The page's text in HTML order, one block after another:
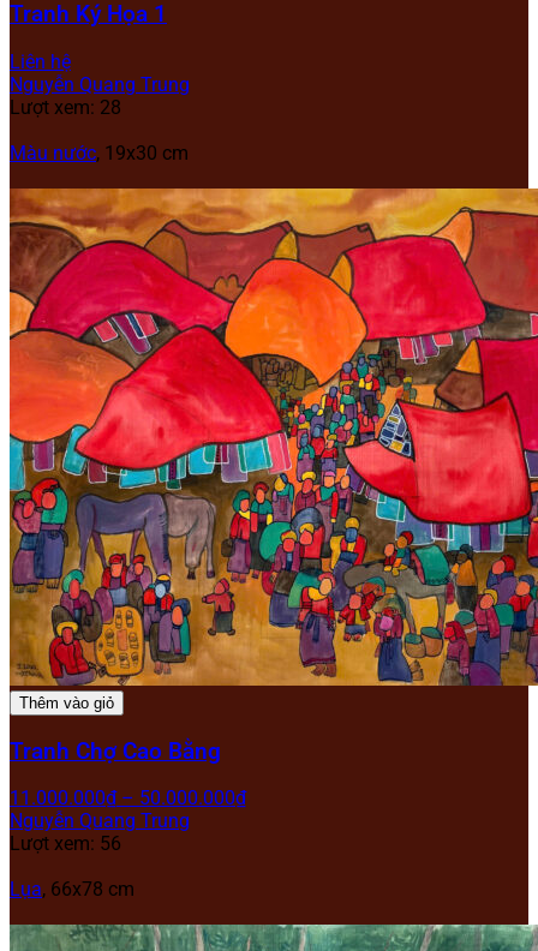
Tranh Ký Họa 1
Liên hệ
Nguyễn Quang Trung
Lượt xem: 28
Màu nước, 19x30 cm
Thêm vào giỏ
Tranh Chợ Cao Bằng
11.000.000₫ – 50.000.000₫
Nguyễn Quang Trung
Lượt xem: 56
Lụa, 66x78 cm